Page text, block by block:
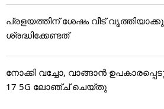
പ്രളയത്തിന് ശേഷം വീട്
ശ്രദ്ധിക്കേണ്ടത്
നോക്കി വച്ചോ, വാങ്ങാൻ
17 5G ലോഞ്ച് ചെയ്തു